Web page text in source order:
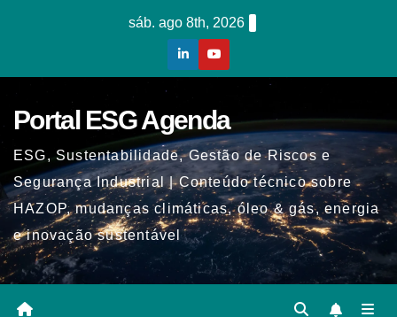
sáb. ago 8th, 2026
Portal ESG Agenda
ESG, Sustentabilidade, Gestão de Riscos e
Segurança Industrial | Conteúdo técnico sobre
HAZOP, mudanças climáticas, óleo & gás, energia
e inovação sustentável